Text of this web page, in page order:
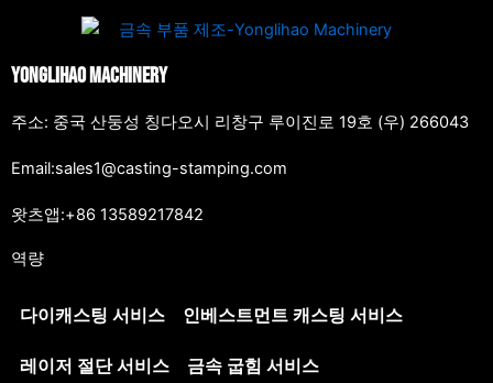
Yonglihao Machinery
주소: 중국 산둥성 칭다오시 리창구 루이진로 19호 (우) 266043
Email:sales1@casting-stamping.com
왓츠앱:+86 13589217842
역량
다이캐스팅 서비스 인베스트먼트 캐스팅 서비스
레이저 절단 서비스 금속 굽힘 서비스